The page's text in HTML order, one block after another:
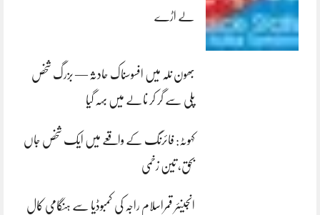
لے اڑے
بھون نلہ میں افسوسناک حادثہ — بزرگ شخص
پلی سے گر کر نالے میں بہہ گیا
کہوٹہ: فائرنگ کے واقعے میں ایک شخص جاں
بحق، تین زخمی
انجینئر قمراسلام راجہ کی کمبوڈیا سے ہنگامی کال